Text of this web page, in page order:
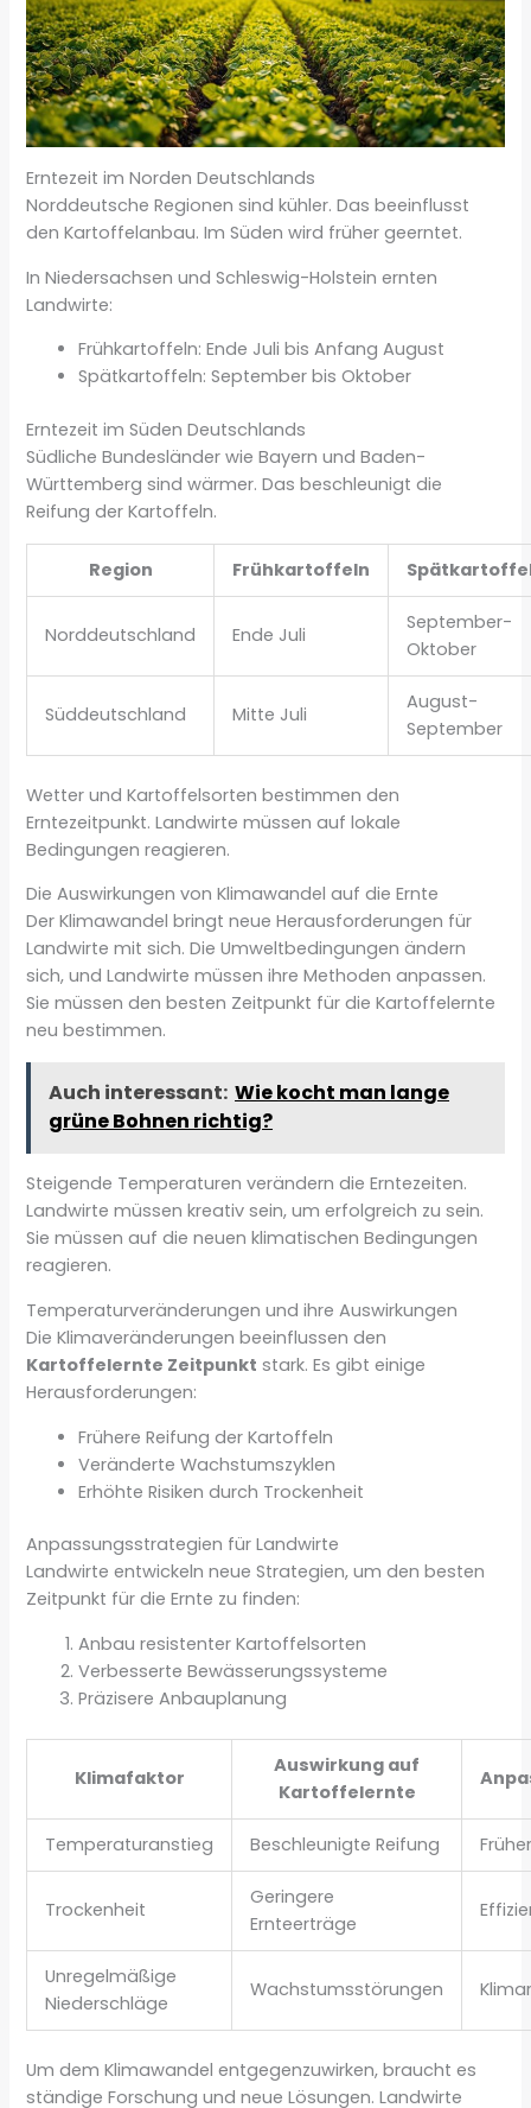
Erntezeit im Norden Deutschlands
Norddeutsche Regionen sind kühler. Das beeinflusst
den Kartoffelanbau. Im Süden wird früher geerntet.
In Niedersachsen und Schleswig-Holstein ernten
Landwirte:
Frühkartoffeln: Ende Juli bis Anfang August
Spätkartoffeln: September bis Oktober
Erntezeit im Süden Deutschlands
Südliche Bundesländer wie Bayern und Baden-
Württemberg sind wärmer. Das beschleunigt die
Reifung der Kartoffeln.
Region Frühkartoffeln
Norddeutschland Ende Juli
September-
Oktober
Süddeutschland Mitte Juli
August-
September
Wetter und Kartoffelsorten bestimmen den
Erntezeitpunkt. Landwirte müssen auf lokale
Bedingungen reagieren.
Die Auswirkungen von Klimawandel auf die Ernte
Der Klimawandel bringt neue Herausforderungen für
Landwirte mit sich. Die Umweltbedingungen ändern
sich, und Landwirte müssen ihre Methoden anpassen.
Sie müssen den besten Zeitpunkt für die Kartoffelernte
neu bestimmen.
Auch interessant: Wie kocht man lange
grüne Bohnen richtig?
Steigende Temperaturen verändern die Erntezeiten.
Landwirte müssen kreativ sein, um erfolgreich zu sein.
Sie müssen auf die neuen klimatischen Bedingungen
reagieren.
Temperaturveränderungen und ihre Auswirkungen
Die Klimaveränderungen beeinflussen den
Kartoffelernte Zeitpunkt stark. Es gibt einige
Herausforderungen:
Frühere Reifung der Kartoffeln
Veränderte Wachstumszyklen
Erhöhte Risiken durch Trockenheit
Anpassungsstrategien für Landwirte
Landwirte entwickeln neue Strategien, um den besten
Zeitpunkt für die Ernte zu finden:
Anbau resistenter Kartoffelsorten
Verbesserte Bewässerungssysteme
Präzisere Anbauplanung
Klimafaktor
Auswirkung auf
Kartoffelernte
Temperaturanstieg Beschleunigte Reifung
Trockenheit
Geringere
Ernteerträge
Unregelmäßige
Niederschläge
Wachstumsstörungen
Um dem Klimawandel entgegenzuwirken, braucht es
ständige Forschung und neue Lösungen. Landwirte